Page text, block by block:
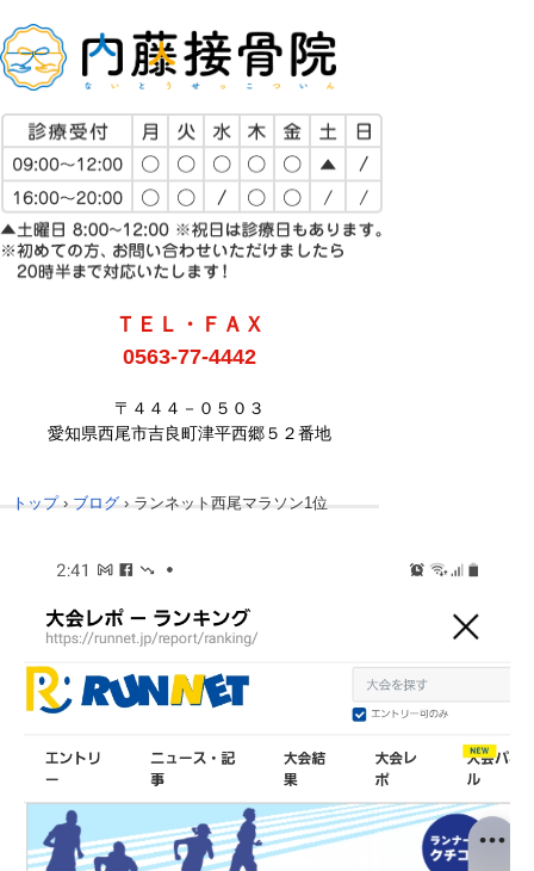
ＴＥＬ・ＦＡＸ
0563-77-4442
〒４４４－０５０３
愛知県西尾市吉良町津平西郷５２番地
トップ › ブログ › ランネット西尾マラソン1位